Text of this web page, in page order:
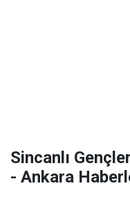
Sincanlı
- Ankara